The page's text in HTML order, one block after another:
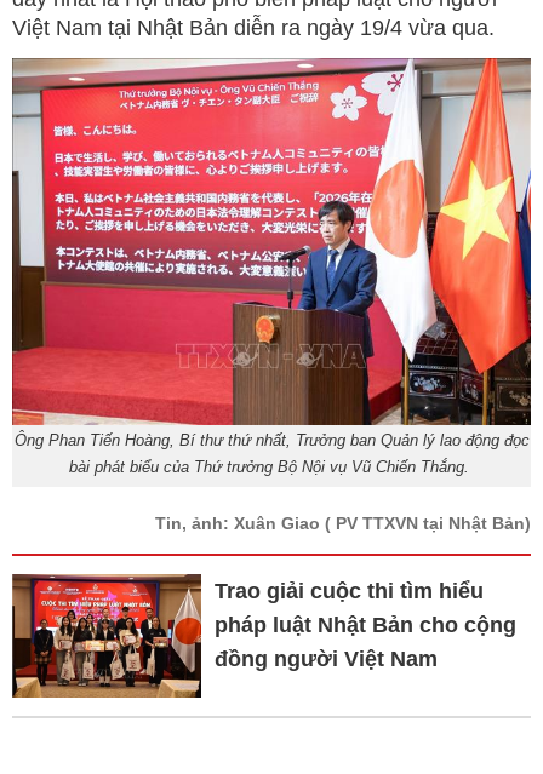
Việt Nam tại Nhật Bản diễn ra ngày 19/4 vừa qua.
Ông Phan Tiến Hoàng, Bí thư thứ nhất, Trưởng ban Quản lý lao động đọc
bài phát biểu của Thứ trưởng Bộ Nội vụ Vũ Chiến Thắng.
Tin, ảnh: Xuân Giao ( PV TTXVN tại Nhật Bản)
Trao giải cuộc thi tìm hiểu
pháp luật Nhật Bản cho cộng
đồng người Việt Nam